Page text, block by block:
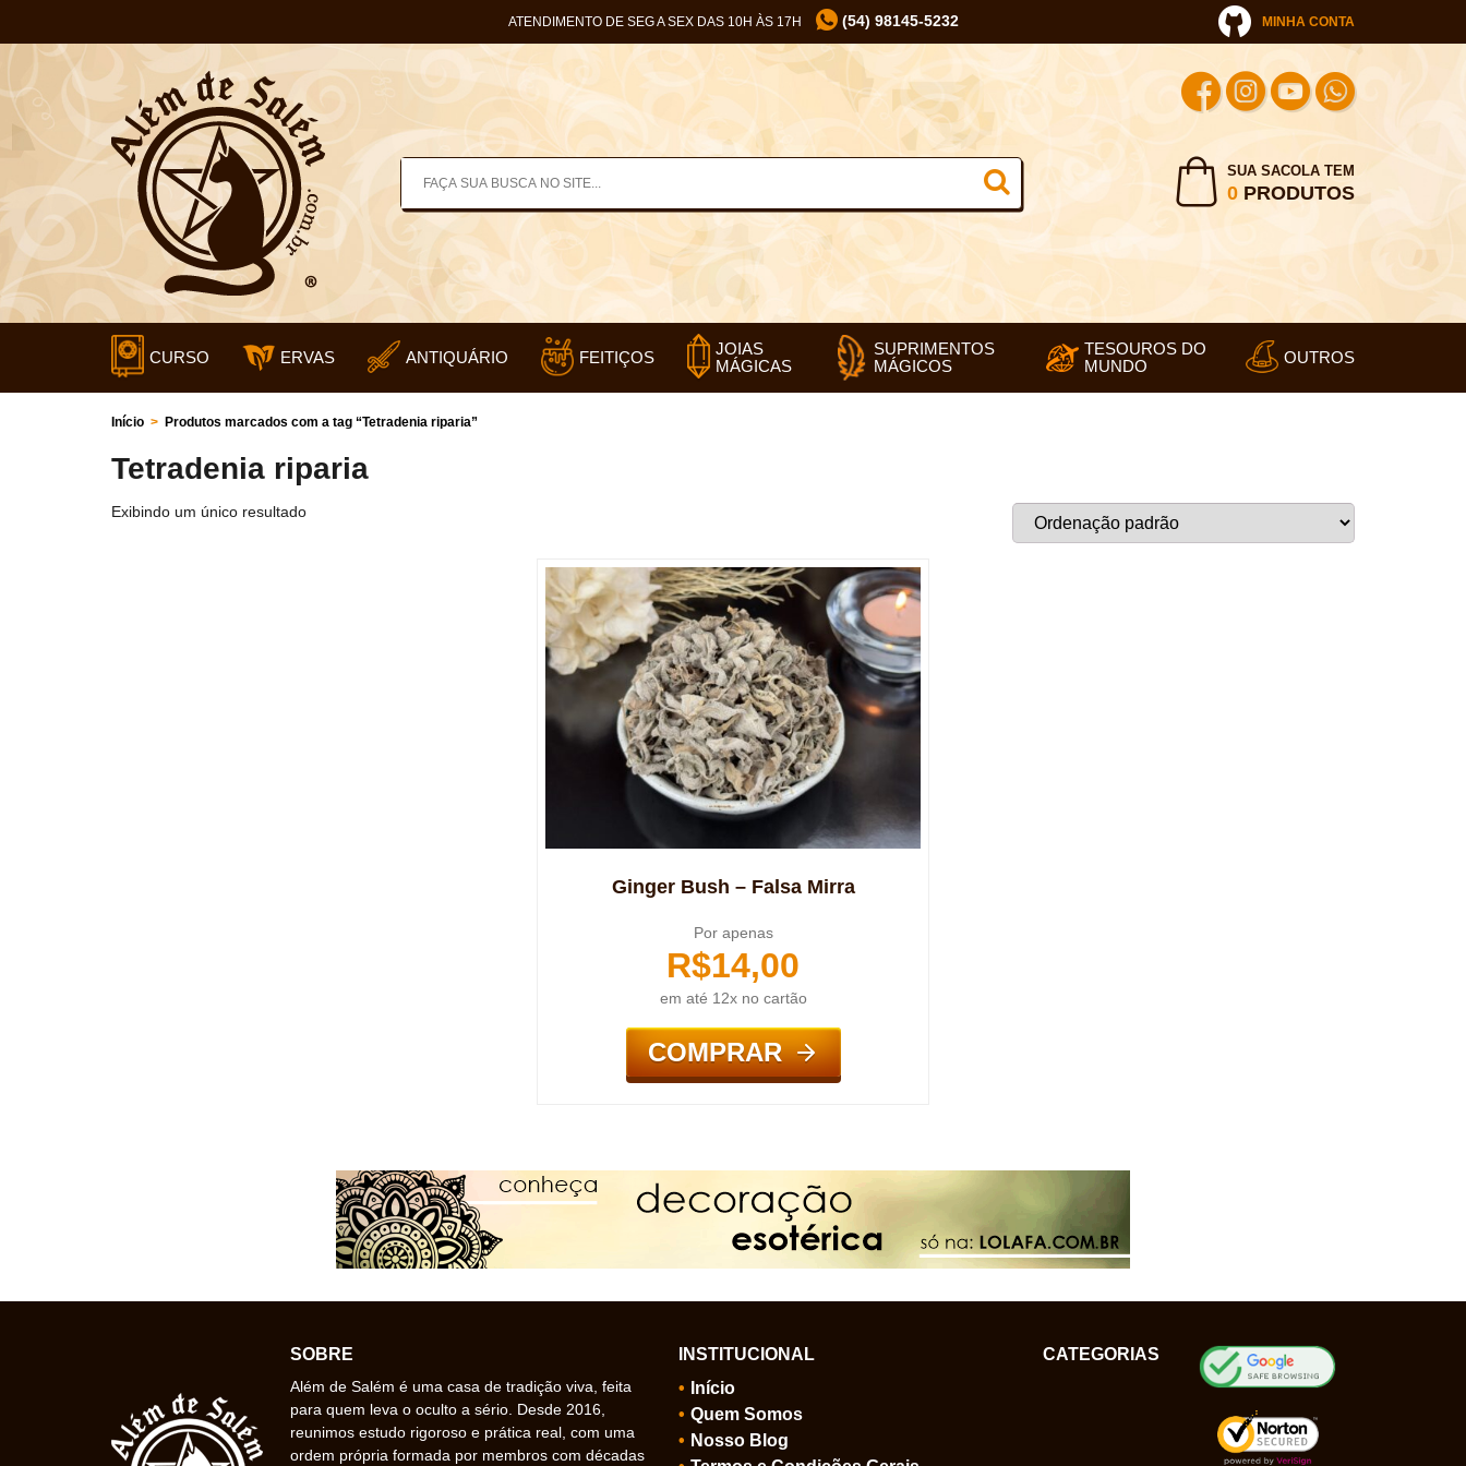
ATENDIMENTO DE SEG A SEX DAS 10H ÀS 17H (54) 98145-5232 MINHA CONTA
SUA SACOLA TEM
0PRODUTOS
CURSO ERVAS ANTIQUÁRIO FEITIÇOS
JOIAS
MÁGICAS
SUPRIMENTOS
MÁGICOS
TESOUROS DO
MUNDO
OUTROS
Início > Produtos marcados com a tag “Tetradenia riparia”
Tetradenia riparia
Exibindo um único resultado
Ginger Bush – Falsa Mirra
Por apenas
R$14,00
em até 12x no cartão
COMPRAR
SOBRE
Além de Salém é uma casa de tradição viva, feita
para quem leva o oculto a sério. Desde 2016,
reunimos estudo rigoroso e prática real, com uma
ordem própria formada por membros com décadas
INSTITUCIONAL
Início
Quem Somos
Nosso Blog
CATEGORIAS